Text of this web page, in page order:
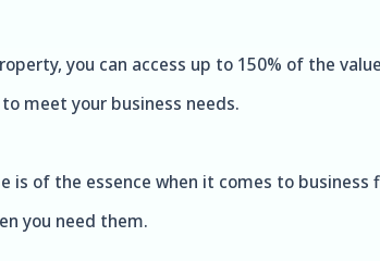
you can access up to 150% of the
meet your business needs.
of the essence when it comes to
you need them.